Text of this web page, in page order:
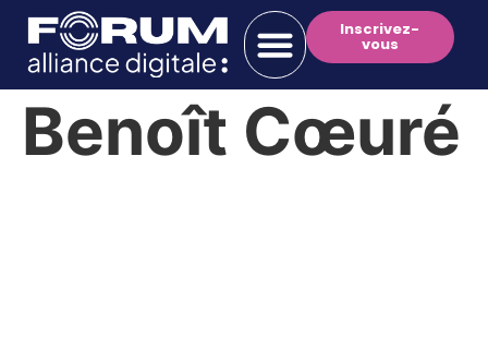
Inscrivez-
vous
Benoît Cœuré